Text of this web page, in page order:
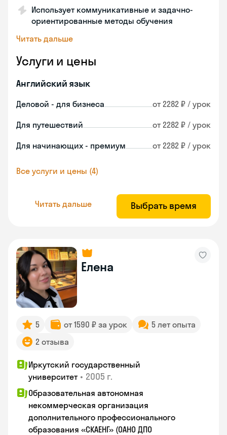
Использует коммуникативные и задачно-
ориентированные методы обучения
Читать дальше
Услуги и цены
Английский язык
Деловой - для бизнеса от 2282 ₽ / урок
Для путешествий от 2282 ₽ / урок
Для начинающих - премиум от 2282 ₽ / урок
Все услуги и цены (4)
Читать дальше Выбрать время
Елена
5 от 1590 ₽ за урок
5 лет опыта
2 отзыва
Иркутский государственный
университет • 2005 г.
Образовательная автономная
некоммерческая организация
дополнительного профессионального
образования «СКАЕНГ» (ОАНО ДПО